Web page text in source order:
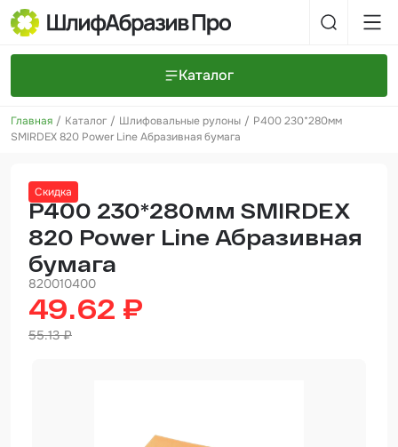
Каталог
Шлифовальные круги и полоски
Полировальные круги и пасты
Инструменты
Краскопульты и Аэрографы
Главная Каталог Шлифовальные рулоны
P400 230*280мм
SMIRDEX 820 Power Line Абразивная бумага
Скидка
P400 230*280мм SMIRDEX
820 Power Line Абразивная
бумага
820010400
49.62 ₽
55.13 ₽